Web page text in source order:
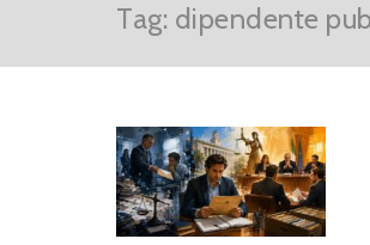
Tag: dipendente